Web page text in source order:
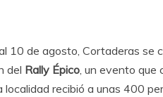
10 de agosto, Cortaderas se
del Rally Épico, un evento que
localidad recibió a unas 400